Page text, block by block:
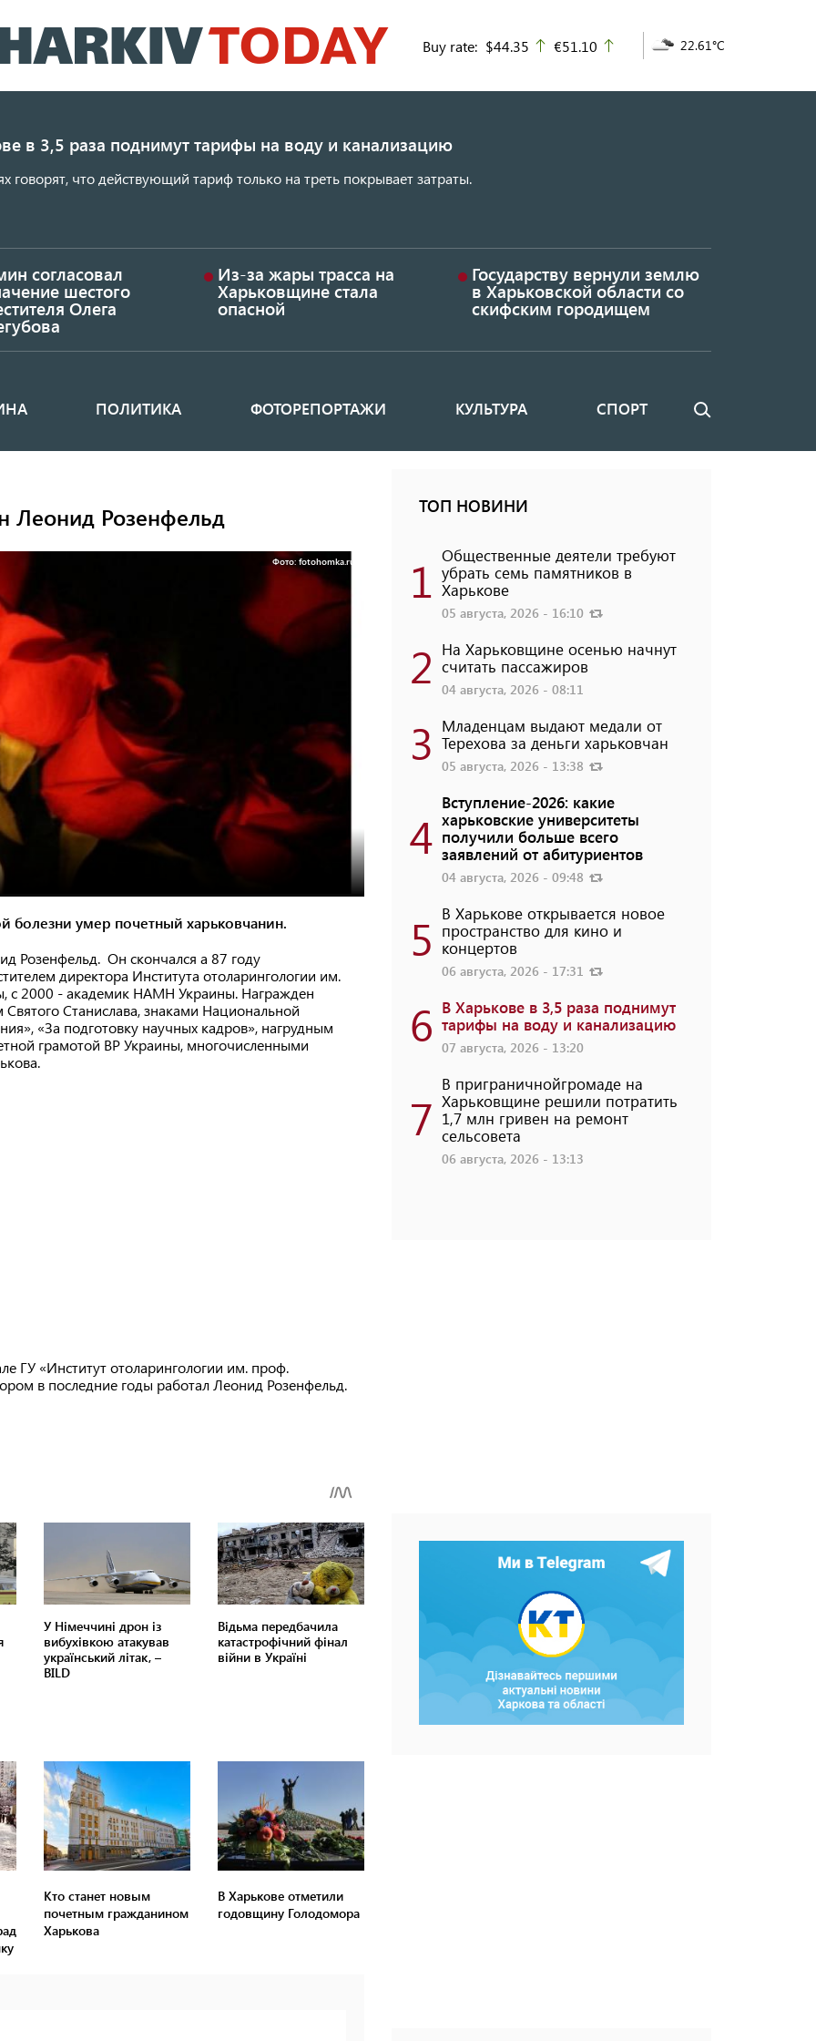
к
основному
Buy rate: $44.35 up
€51.10 22.61°C
в 3,5 раза поднимут тарифы на воду и канализацию
говорят, что действующий тариф только на треть покрывает затраты.
согласовал
шестого
Олега
Из-за жары трасса на
Харьковщине стала
опасной
Государству вернули землю
в Харьковской области со
скифским городищем
ПОЛИТИКА ФОТОРЕПОРТАЖИ КУЛЬТУРА СПОРТ Поиск
Леонид Розенфельд
Фото: fotohomka.ru
болезни умер почетный харьковчанин.
Розенфельд. Он скончался а 87 году
директора Института отоларингологии им.
с 2000 - академик НАМН Украины. Награжден
Станислава, знаками Национальной
«За подготовку научных кадров», нагрудным
грамотой ВР Украины, многочисленными
ГУ «Институт отоларингологии им. проф.
в последние годы работал Леонид Розенфельд.
Кто станет новым
почетным гражданином
Харькова
В Харькове отметили
годовщину Голодомора
ТОП НОВИНИ
1 Общественные деятели требуют
убрать семь памятников в
Харькове
05 августа, 2026 - 16:10
2 На Харьковщине осенью начнут
считать пассажиров
04 августа, 2026 - 08:11
3 Младенцам выдают медали от
Терехова за деньги харьковчан
05 августа, 2026 - 13:38
4
Вступление-2026: какие
харьковские университеты
получили больше всего
заявлений от абитуриентов
04 августа, 2026 - 09:48
5 В Харькове открывается новое
пространство для кино и
концертов
06 августа, 2026 - 17:31
6 В Харькове в 3,5 раза поднимут
тарифы на воду и канализацию
07 августа, 2026 - 13:20
7
В приграничнойгромаде на
Харьковщине решили потратить
1,7 млн ​​гривен на ремонт
сельсовета
06 августа, 2026 - 13:13